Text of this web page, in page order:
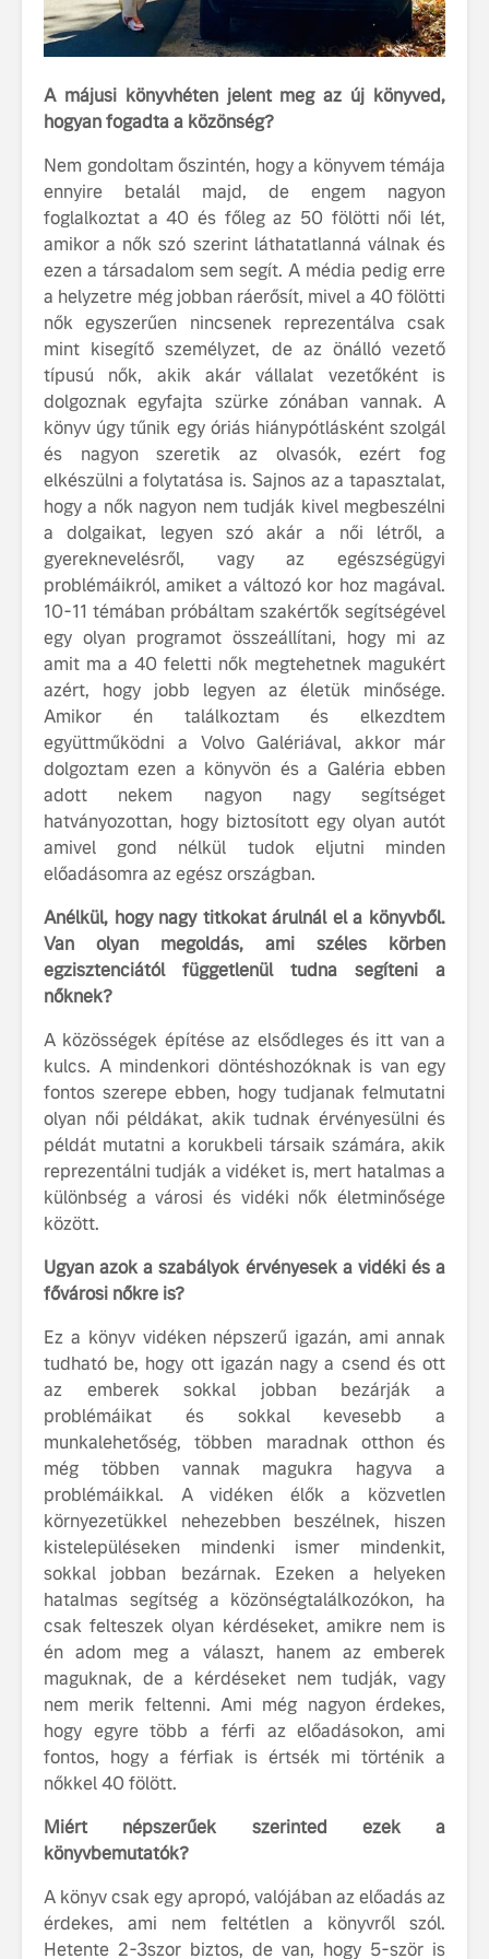
A májusi könyvhéten jelent meg az új könyved,
hogyan fogadta a közönség?
Nem gondoltam őszintén, hogy a könyvem témája
ennyire betalál majd, de engem nagyon
foglalkoztat a 40 és főleg az 50 fölötti női lét,
amikor a nők szó szerint láthatatlanná válnak és
ezen a társadalom sem segít. A média pedig erre
a helyzetre még jobban ráerősít, mivel a 40 fölötti
nők egyszerűen nincsenek reprezentálva csak
mint kisegítő személyzet, de az önálló vezető
típusú nők, akik akár vállalat vezetőként is
dolgoznak egyfajta szürke zónában vannak. A
könyv úgy tűnik egy óriás hiánypótlásként szolgál
és nagyon szeretik az olvasók, ezért fog
elkészülni a folytatása is. Sajnos az a tapasztalat,
hogy a nők nagyon nem tudják kivel megbeszélni
a dolgaikat, legyen szó akár a női létről, a
gyereknevelésről, vagy az egészségügyi
problémáikról, amiket a változó kor hoz magával.
10-11 témában próbáltam szakértők segítségével
egy olyan programot összeállítani, hogy mi az
amit ma a 40 feletti nők megtehetnek magukért
azért, hogy jobb legyen az életük minősége.
Amikor én találkoztam és elkezdtem
együttműködni a Volvo Galériával, akkor már
dolgoztam ezen a könyvön és a Galéria ebben
adott nekem nagyon nagy segítséget
hatványozottan, hogy biztosított egy olyan autót
amivel gond nélkül tudok eljutni minden
előadásomra az egész országban.
Anélkül, hogy nagy titkokat árulnál el a könyvből.
Van olyan megoldás, ami széles körben
egzisztenciától függetlenül tudna segíteni a
nőknek?
A közösségek építése az elsődleges és itt van a
kulcs. A mindenkori döntéshozóknak is van egy
fontos szerepe ebben, hogy tudjanak felmutatni
olyan női példákat, akik tudnak érvényesülni és
példát mutatni a korukbeli társaik számára, akik
reprezentálni tudják a vidéket is, mert hatalmas a
különbség a városi és vidéki nők életminősége
között.
Ugyan azok a szabályok érvényesek a vidéki és a
fővárosi nőkre is?
Ez a könyv vidéken népszerű igazán, ami annak
tudható be, hogy ott igazán nagy a csend és ott
az emberek sokkal jobban bezárják a
problémáikat és sokkal kevesebb a
munkalehetőség, többen maradnak otthon és
még többen vannak magukra hagyva a
problémáikkal. A vidéken élők a közvetlen
környezetükkel nehezebben beszélnek, hiszen
kistelepüléseken mindenki ismer mindenkit,
sokkal jobban bezárnak. Ezeken a helyeken
hatalmas segítség a közönségtalálkozókon, ha
csak felteszek olyan kérdéseket, amikre nem is
én adom meg a választ, hanem az emberek
maguknak, de a kérdéseket nem tudják, vagy
nem merik feltenni. Ami még nagyon érdekes,
hogy egyre több a férfi az előadásokon, ami
fontos, hogy a férfiak is értsék mi történik a
nőkkel 40 fölött.
Miért népszerűek szerinted ezek a
könyvbemutatók?
A könyv csak egy apropó, valójában az előadás az
érdekes, ami nem feltétlen a könyvről szól.
Hetente 2-3szor biztos, de van, hogy 5-ször is
fenntarthatóságot
Az autó,
ismerje
A Volvo
Country:
képes,